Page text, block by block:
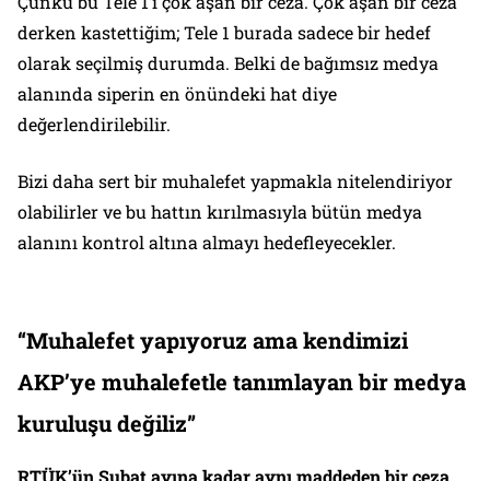
derken kastettiğim; Tele 1 burada sadece bir hedef
olarak seçilmiş durumda. Belki de bağımsız medya
alanında siperin en önündeki hat diye
değerlendirilebilir.
Bizi daha sert bir muhalefet yapmakla nitelendiriyor
olabilirler ve bu hattın kırılmasıyla bütün medya
alanını kontrol altına almayı hedefleyecekler.
“Muhalefet yapıyoruz ama kendimizi
AKP’ye muhalefetle tanımlayan bir medya
kuruluşu değiliz”